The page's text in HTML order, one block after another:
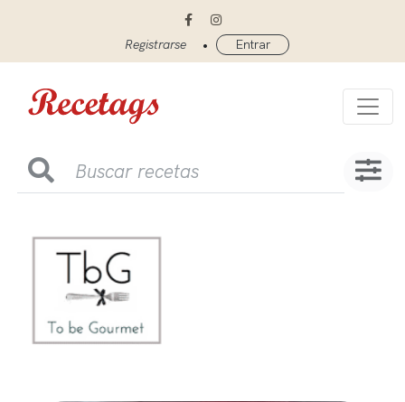
Registrarse • Entrar